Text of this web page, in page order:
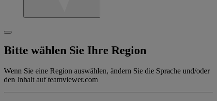
Bitte wählen Sie Ihre Region
Wenn Sie eine Region auswählen, ändern Sie die Sprache und/oder
den Inhalt auf teamviewer.com